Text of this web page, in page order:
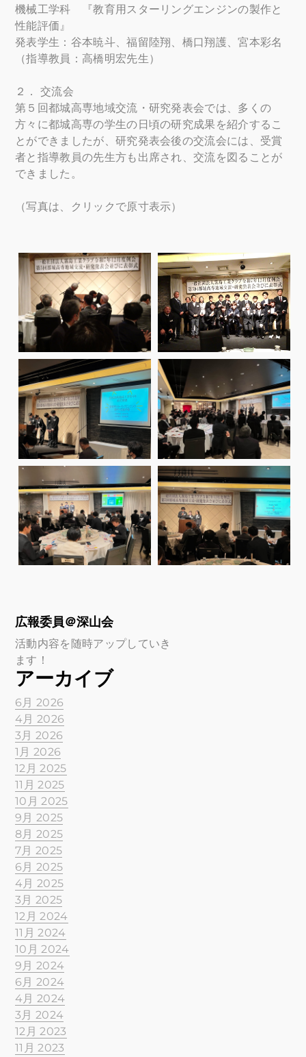
機械工学科 『教育用スターリングエンジンの製作と
性能評価』
発表学生：谷本暁斗、福留陸翔、橋口翔護、宮本彩名
（指導教員：高橋明宏先生）
２． 交流会
第５回都城高専地域交流・研究発表会では、多くの
方々に都城高専の学生の日頃の研究成果を紹介するこ
とができましたが、研究発表会後の交流会には、受賞
者と指導教員の先生方も出席され、交流を図ることが
できました。
（写真は、クリックで原寸表示）
広報委員＠深山会
活動内容を随時アップしていき
ます！
アーカイブ
6月 2026
4月 2026
3月 2026
1月 2026
12月 2025
11月 2025
10月 2025
9月 2025
8月 2025
7月 2025
6月 2025
4月 2025
3月 2025
12月 2024
11月 2024
10月 2024
9月 2024
6月 2024
4月 2024
3月 2024
12月 2023
11月 2023